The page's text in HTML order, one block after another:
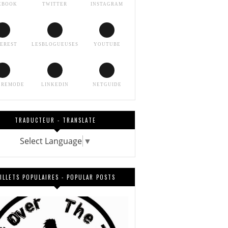
TWITTER INSTAGRAM
LESBLOGUEUSES YOUTUBE
LINKEDIN NETGUIDE
TRADUCTEUR - TRANSLATE
Select Language ▼
POPULAIRES - POPULAR POSTS